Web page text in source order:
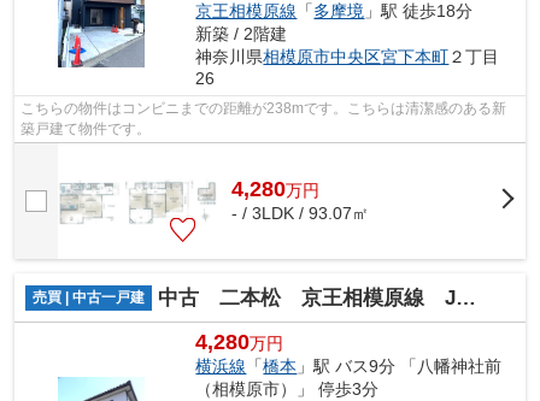
京王相模原線 「多摩境 」駅 徒歩18分
新築 / 2階建
神奈川県相模原市中央区宮下本町２丁目
26
こちらの物件はコンビニまでの距離が238mです。こちらは清潔感のある新
築戸建て物件です。
4,280万円
- / 3LDK / 93.07㎡
売買 | 中古一戸建 中古 二本松 京王相模原線 JR横浜線 橋本駅
4,280万円
横浜線 「橋本 」駅 バス9分 「八幡神社前
（相模原市）」 停歩3分